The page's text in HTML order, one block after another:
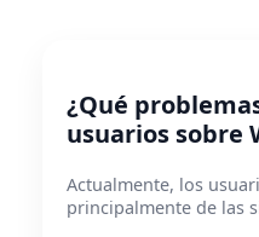
¿Qué
usuarios sobre
Actualmente, los
principalmente de las